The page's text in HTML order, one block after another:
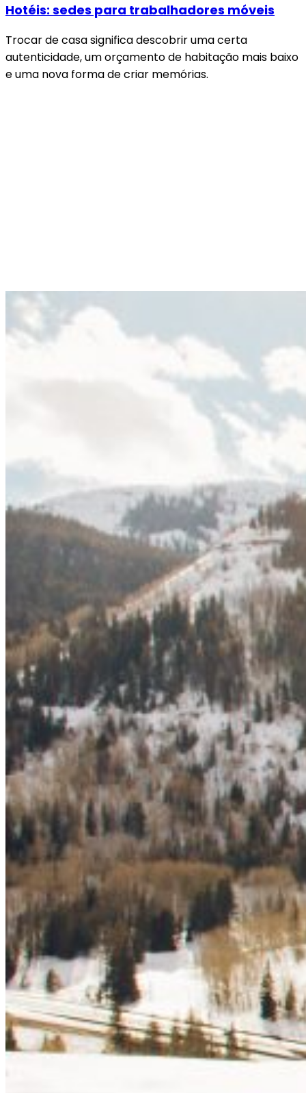
Hotéis: sedes para trabalhadores móveis
Trocar de casa significa descobrir uma certa
autenticidade, um orçamento de habitação mais baixo
e uma nova forma de criar memórias.